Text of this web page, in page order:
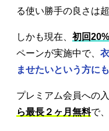
る使い勝手の良さは
しかも現在、 初回
ペーンが実施中で、
ませたいという方に
プレミアム会員への
ら最長２ヶ月無料で